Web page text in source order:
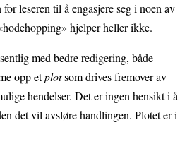
leseren til å engasjere seg i noen av
hjelper heller ikke.
med bedre redigering, både
opp etplotsom drives fremover av
hendelser. Det er ingen hensikt i å
det vil avsløre handlingen. Plotet er i